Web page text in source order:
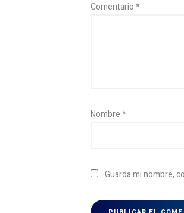
Comentario*
Nombre*
Guarda mi nombre,